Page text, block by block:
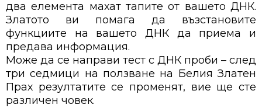
два елемента махат тапите от вашето ДНК.
Златото ви помага да възстановите
функциите на вашето ДНК да приема и
предава информация.
Може да се направи тест с ДНК проби – след
три седмици на ползване на Белия Златен
Прах резултатите се променят, вие ще сте
различен човек.